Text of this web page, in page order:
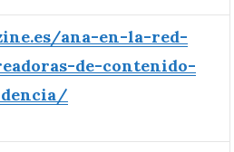
ana-en-la-red-
de-contenido-